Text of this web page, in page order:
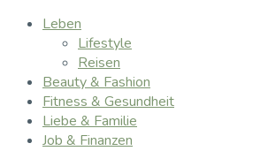
Leben
Lifestyle
Reisen
Beauty & Fashion
Fitness & Gesundheit
Liebe & Familie
Job & Finanzen